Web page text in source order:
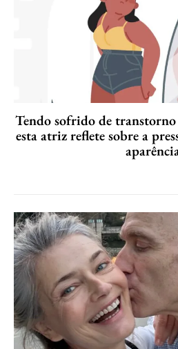
Tendo sofrido de
esta atriz reflete sobre a